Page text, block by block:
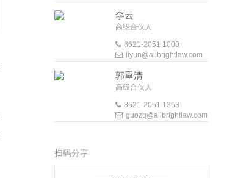
李云
高级合伙人
8621-2051 1000
liyun@allbrightlaw.com
郭重清
高级合伙人
8621-2051 1363
guozq@allbrightlaw.com
扫码分享